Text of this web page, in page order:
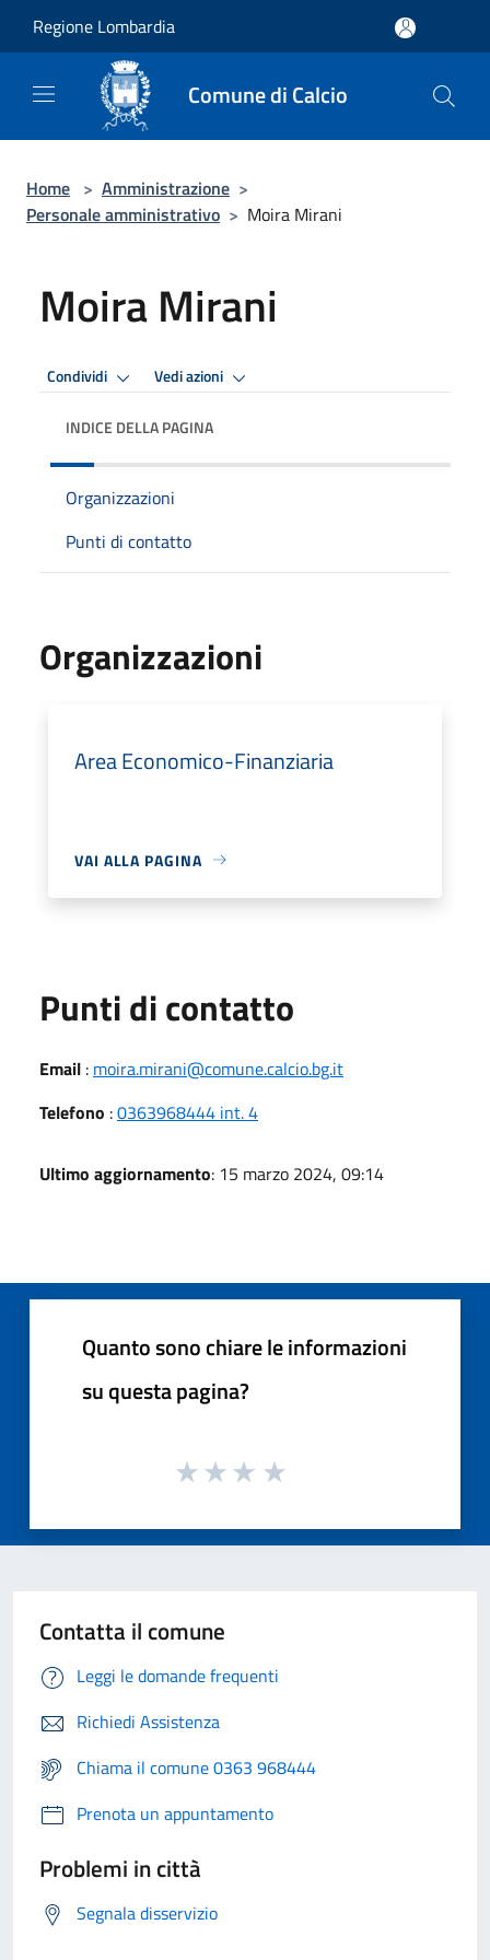
Regione Lombardia
Comune di Calcio
Home > Amministrazione >
Personale amministrativo > Moira Mirani
Moira Mirani
Condividi Vedi azioni
INDICE DELLA PAGINA
Organizzazioni
Punti di contatto
Organizzazioni
Area Economico-Finanziaria
VAI ALLA PAGINA
Punti di contatto
Email : moira.mirani@comune.calcio.bg.it
Telefono :0363968444 int. 4
Ultimo aggiornamento: 15 marzo 2024, 09:14
Quanto sono chiare le informazioni
su questa pagina?
Contatta il comune
Leggi le domande frequenti
Richiedi Assistenza
Chiama il comune 0363 968444
Prenota un appuntamento
Problemi in città
Segnala disservizio